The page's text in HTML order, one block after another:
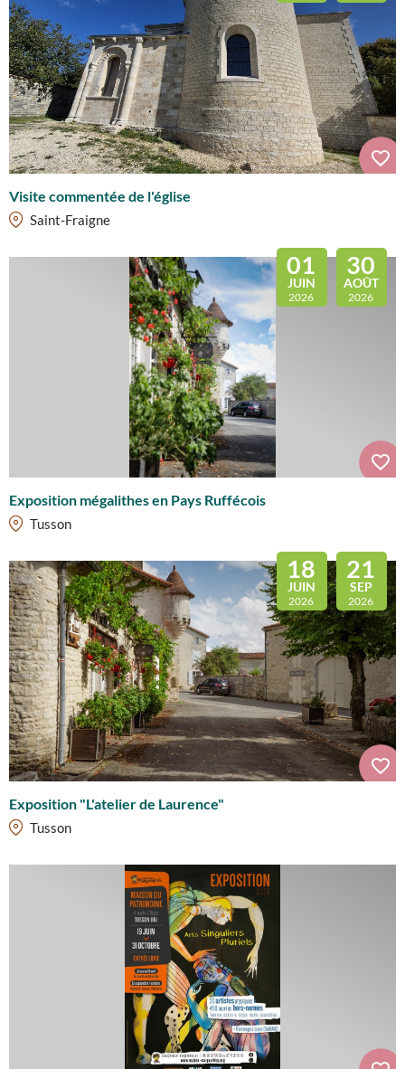
Visite commentée de l'église
Saint-Fraigne
01
JUIN
2026
30
AOÛT
2026
Exposition mégalithes en Pays Ruffécois
Tusson
18
JUIN
2026
21
SEP
2026
Exposition "L'atelier de Laurence"
Tusson